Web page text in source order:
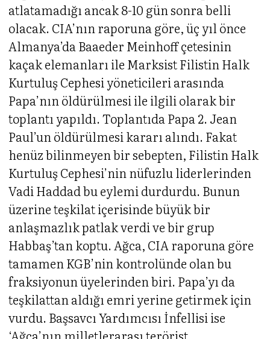
atlatamadığı ancak 8-10 gün sonra belli
olacak. CIA’nın raporuna göre, üç yıl önce
Almanya’da Baaeder Meinhoff çetesinin
kaçak elemanları ile Marksist Filistin Halk
Kurtuluş Cephesi yöneticileri arasında
Papa’nın öldürülmesi ile ilgili olarak bir
toplantı yapıldı. Toplantıda Papa 2. Jean
Paul’un öldürülmesi kararı alındı. Fakat
henüz bilinmeyen bir sebepten, Filistin Halk
Kurtuluş Cephesi’nin nüfuzlu liderlerinden
Vadi Haddad bu eylemi durdurdu. Bunun
üzerine teşkilat içerisinde büyük bir
anlaşmazlık patlak verdi ve bir grup
Habbaş’tan koptu. Ağca, CIA raporuna göre
tamamen KGB’nin kontrolünde olan bu
fraksiyonun üyelerinden biri. Papa’yı da
teşkilattan aldığı emri yerine getirmek için
vurdu. Başsavcı Yardımcısı İnfellisi ise
‘Ağca’nın milletlerarası terörist